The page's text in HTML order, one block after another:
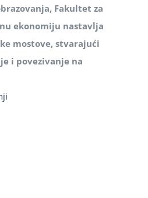
Fakultet za
ekonomiju nastavlja
mostove, stvarajući
i povezivanje na